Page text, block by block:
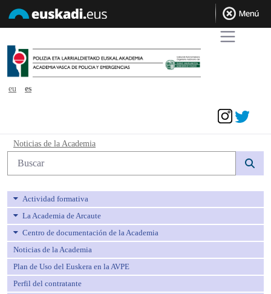
eu
es
Noticias de la Academia - avpe
Noticias de la Academia
Búsqueda web
Actividad formativa
La Academia de Arcaute
Centro de documentación de la Academia
Noticias de la Academia
Plan de Uso del Euskera en la AVPE
Perfil del contratante